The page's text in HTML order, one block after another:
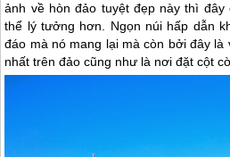
ảnh về hòn đảo tuyệt đẹp này thì
thể lý tưởng hơn. Ngọn núi hấp dẫn
đáo mà nó mang lại mà còn bởi đây
nhất trên đảo cũng như là nơi đặt cột